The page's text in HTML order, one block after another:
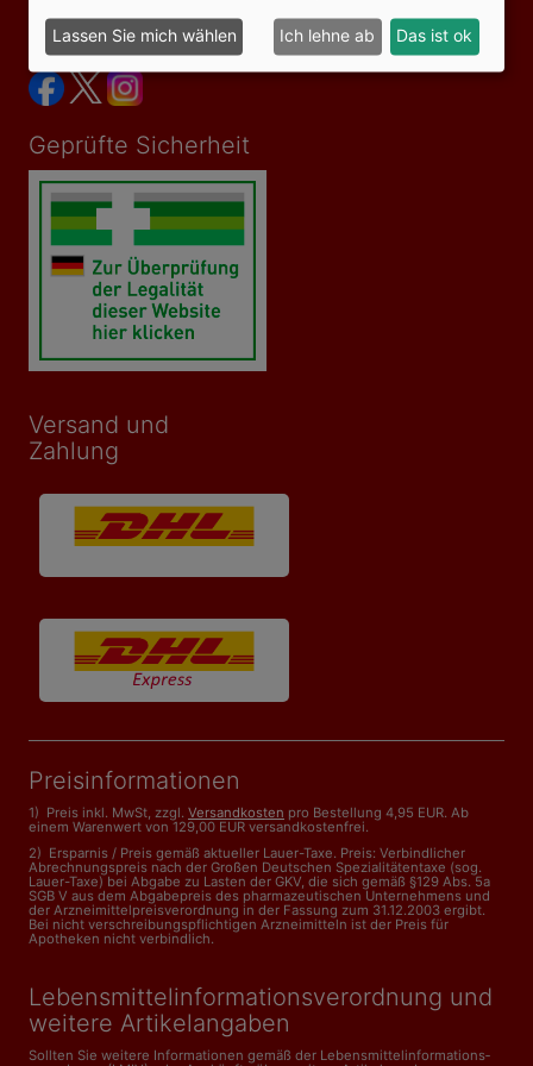
Social Media
Geprüfte Sicherheit
Versand und
Zahlung
Preisinformationen
1) Preis inkl. MwSt, zzgl. Versandkosten pro Bestellung 4,95 EUR. Ab
einem Warenwert von 129,00 EUR versandkostenfrei.
2) Ersparnis / Preis gemäß aktueller Lauer-Taxe. Preis: Verbindlicher
Abrechnungspreis nach der Großen Deutschen Spezialitätentaxe (sog.
Lauer-Taxe) bei Abgabe zu Lasten der GKV, die sich gemäß §129 Abs. 5a
SGB V aus dem Abgabepreis des pharmazeutischen Unternehmens und
der Arzneimittelpreisverordnung in der Fassung zum 31.12.2003 ergibt.
Bei nicht verschreibungspflichtigen Arzneimitteln ist der Preis für
Apotheken nicht verbindlich.
Lebensmittelinformations­verordnung und
weitere Artikelangaben
Sollten Sie weitere Informationen gemäß der Lebensmittel­informations­
Lassen Sie mich wählen Ich lehne ab Das ist ok